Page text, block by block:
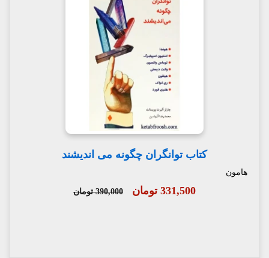
کتاب توانگران چگونه می اندیشند
هامون
331,500 تومان 390,000 تومان